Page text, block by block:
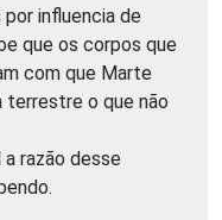
influencia de
que os corpos que
com que Marte
terrestre o que não
razão desse